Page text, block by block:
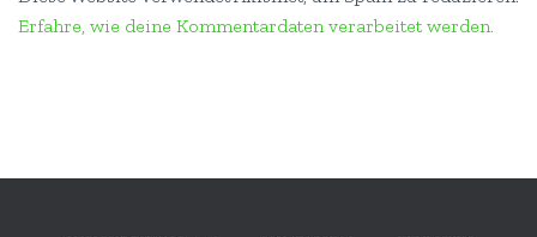
Erfahre, wie deine Kommentardaten verarbeitet werden.